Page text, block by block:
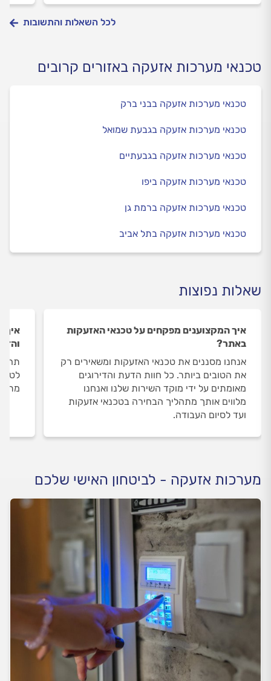
לכל השאלות והתשובות
טכנאי מערכות אזעקה באזורים קרובים
טכנאי מערכות אזעקה בבני ברק
טכנאי מערכות אזעקה בגבעת שמואל
טכנאי מערכות אזעקה בגבעתיים
טכנאי מערכות אזעקה ביפו
טכנאי מערכות אזעקה ברמת גן
טכנאי מערכות אזעקה בתל אביב
שאלות נפוצות
איך המקצוענים מפקחים על טכנאי האזעקות
באתר?
אנחנו מסננים את טכנאי האזעקות ומשאירים רק
את הטובים ביותר. כל חוות הדעת והדירוגים
מאומתים על ידי מוקד השירות שלנו ואנחנו
מלווים אותך מתהליך הבחירה בטכנאי אזעקות
ועד לסיום העבודה.
איך
מערכות אזעקה - לביטחון האישי שלכם